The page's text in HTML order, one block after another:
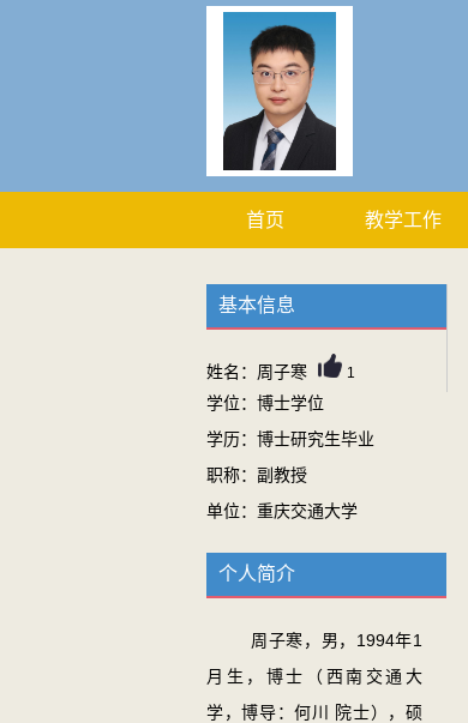
首页 教学工作
基本信息
姓名：周子寒 1
学位：博士学位
学历：博士研究生毕业
职称：副教授
单位：重庆交通大学
个人简介
周子寒，男，1994年1
月生，博士（西南交通大
学，博导：何川 院士），硕